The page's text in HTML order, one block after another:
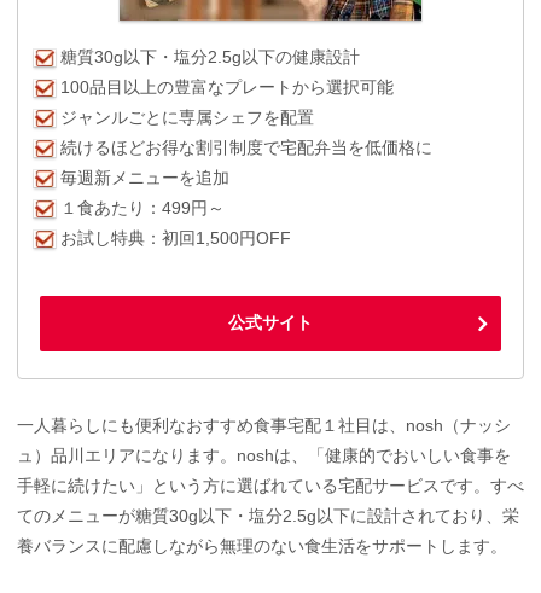
糖質30g以下・塩分2.5g以下の健康設計
100品目以上の豊富なプレートから選択可能
ジャンルごとに専属シェフを配置
続けるほどお得な割引制度で宅配弁当を低価格に
毎週新メニューを追加
１食あたり：499円～
お試し特典：初回1,500円OFF
公式サイト
一人暮らしにも便利なおすすめ食事宅配１社目は、nosh（ナッシ
ュ）品川エリアになります。noshは、「健康的でおいしい食事を
手軽に続けたい」という方に選ばれている宅配サービスです。すべ
てのメニューが糖質30g以下・塩分2.5g以下に設計されており、栄
養バランスに配慮しながら無理のない食生活をサポートします。